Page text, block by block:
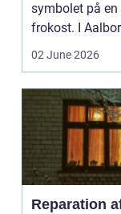
symbolet på en
frokost. I
den klassiske
02 June 2026
Reparation